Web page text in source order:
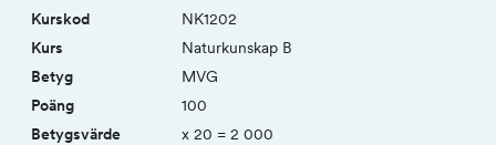
NK1202
Natur­kunskap B
MVG
100
x 20 = 2 000